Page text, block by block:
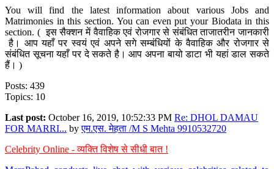
You will find the latest information about various Jobs and
Matrimonies in this section. You can even put your Biodata in this
section. ( इस सैक्शन में वैवाहिक एवं रोजगार से संबंधित ताजातरीन जानकारी
है। आप यहाँ पर स्वयं एवं अपने सगे सम्बंधियों के वैवाहिक और रोजगार से
संबंधित सूचना यहाँ पर दे सकते है। आप अपना बायो डाटा भी यहां डाल सकते
हैं। )
Posts: 439
Topics: 10
Last post: October 16, 2019, 10:52:33 PM Re: DHOL DAMAU
FOR MARRI... byएम.एस. मेहता /M S Mehta 9910532720
Celebrity Online - व्यक्ति विशेष से सीधी बात !